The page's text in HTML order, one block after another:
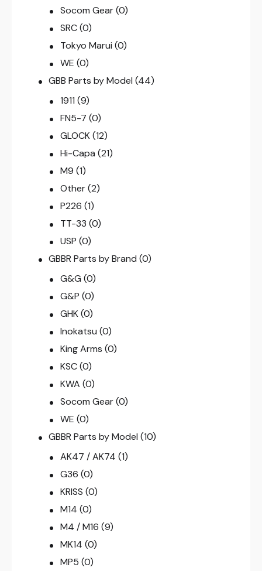
Socom Gear (0)
SRC (0)
Tokyo Marui (0)
WE (0)
GBB Parts by Model (44)
1911 (9)
FN5-7 (0)
GLOCK (12)
Hi-Capa (21)
M9 (1)
Other (2)
P226 (1)
TT-33 (0)
USP (0)
GBBR Parts by Brand (0)
G&G (0)
G&P (0)
GHK (0)
Inokatsu (0)
King Arms (0)
KSC (0)
KWA (0)
Socom Gear (0)
WE (0)
GBBR Parts by Model (10)
AK47 / AK74 (1)
G36 (0)
KRISS (0)
M14 (0)
M4 / M16 (9)
MK14 (0)
MP5 (0)